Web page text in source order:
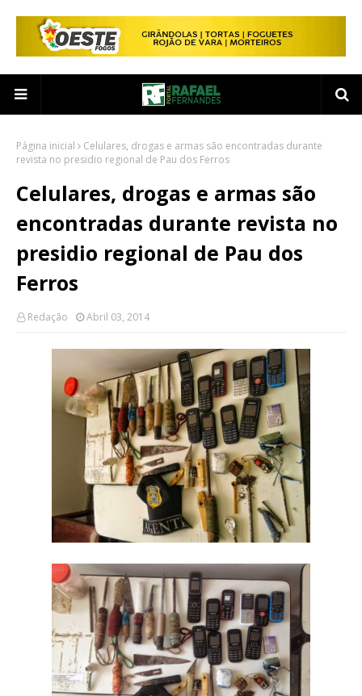
Página inicial
Celulares, drogas e armas são encontradas durante
revista no presidio regional de Pau dos Ferros
Celulares, drogas e armas são
encontradas durante revista no
presidio regional de Pau dos
Ferros
Redação Abril 03, 2014